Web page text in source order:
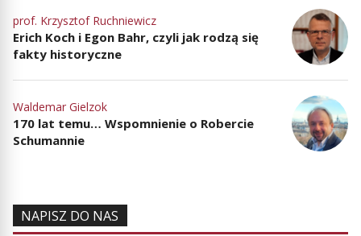
prof. Krzysztof Ruchniewicz
Erich Koch i Egon Bahr, czyli jak rodzą się
fakty historyczne
Waldemar Gielzok
170 lat temu… Wspomnienie o Robercie
Schumannie
NAPISZ DO NAS